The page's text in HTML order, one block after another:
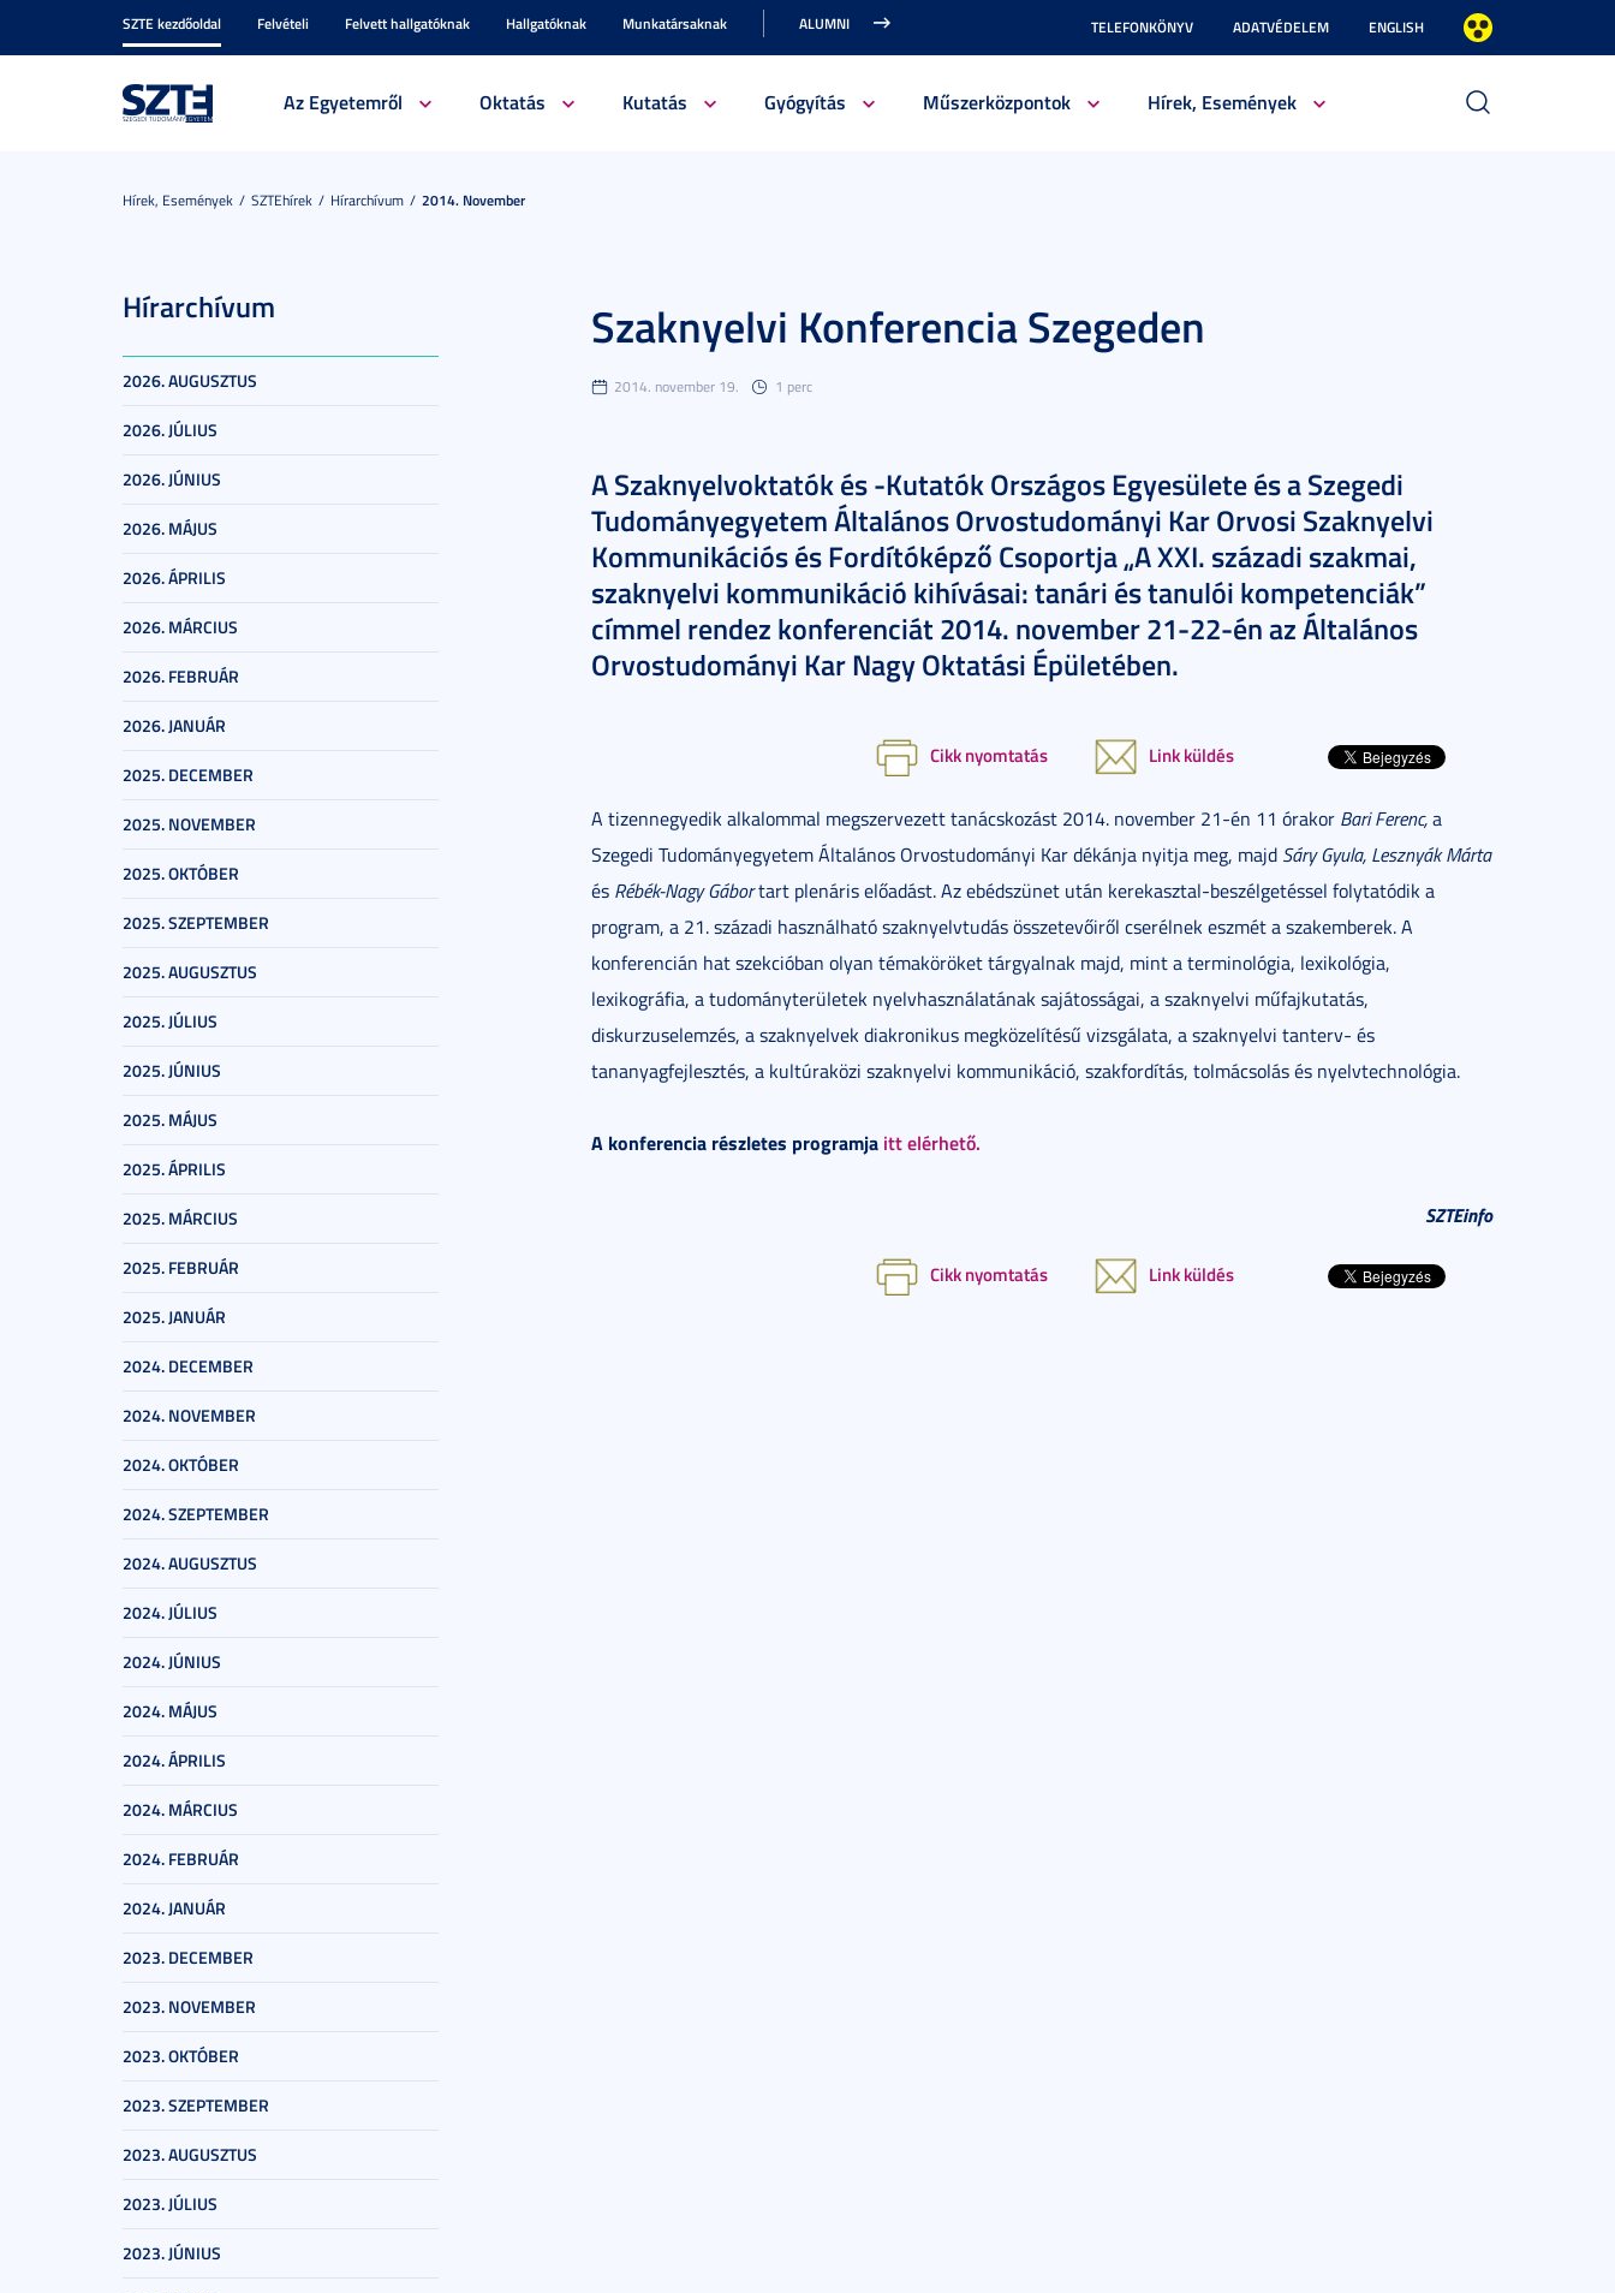
SZTE kezdőoldal Felvételi Felvett hallgatóknak Hallgatóknak Munkatársaknak ALUMNI TELEFONKÖNYV ADATVÉDELEM ENGLISH
Az Egyetemről Oktatás Kutatás Gyógyítás Műszerközpontok Hírek, Események
Hírek, Események SZTEhírek Hírarchívum 2014. November
Hírarchívum
2026. AUGUSZTUS
2026. JÚLIUS
2026. JÚNIUS
2026. MÁJUS
2026. ÁPRILIS
2026. MÁRCIUS
2026. FEBRUÁR
2026. JANUÁR
2025. DECEMBER
2025. NOVEMBER
2025. OKTÓBER
2025. SZEPTEMBER
2025. AUGUSZTUS
2025. JÚLIUS
2025. JÚNIUS
2025. MÁJUS
2025. ÁPRILIS
2025. MÁRCIUS
2025. FEBRUÁR
2025. JANUÁR
2024. DECEMBER
2024. NOVEMBER
2024. OKTÓBER
2024. SZEPTEMBER
2024. AUGUSZTUS
2024. JÚLIUS
2024. JÚNIUS
2024. MÁJUS
2024. ÁPRILIS
2024. MÁRCIUS
2024. FEBRUÁR
2024. JANUÁR
2023. DECEMBER
2023. NOVEMBER
2023. OKTÓBER
2023. SZEPTEMBER
2023. AUGUSZTUS
2023. JÚLIUS
2023. JÚNIUS
Szaknyelvi Konferencia Szegeden
2014. november 19. 1 perc
A Szaknyelvoktatók és -Kutatók Országos Egyesülete és a Szegedi
Tudományegyetem Általános Orvostudományi Kar Orvosi Szaknyelvi
Kommunikációs és Fordítóképző Csoportja „A XXI. századi szakmai,
szaknyelvi kommunikáció kihívásai: tanári és tanulói kompetenciák”
címmel rendez konferenciát 2014. november 21-22-én az Általános
Orvostudományi Kar Nagy Oktatási Épületében.
Cikk nyomtatás Link küldés
A tizennegyedik alkalommal megszervezett tanácskozást 2014. november 21-én 11 órakor Bari Ferenc,a
Szegedi Tudományegyetem Általános Orvostudományi Kar dékánja nyitja meg, majd Sáry Gyula, Lesznyák Márta
és Rébék-Nagy Gábortart plenáris előadást. Az ebédszünet után kerekasztal-beszélgetéssel folytatódik a
program, a 21. századi használható szaknyelvtudás összetevőiről cserélnek eszmét a szakemberek. A
konferencián hat szekcióban olyan témaköröket tárgyalnak majd, mint a terminológia, lexikológia,
lexikográfia, a tudományterületek nyelvhasználatának sajátosságai, a szaknyelvi műfajkutatás,
diskurzuselemzés, a szaknyelvek diakronikus megközelítésű vizsgálata, a szaknyelvi tanterv- és
tananyagfejlesztés, a kultúraközi szaknyelvi kommunikáció, szakfordítás, tolmácsolás és nyelvtechnológia.
A konferencia részletes programja itt elérhető.
SZTEinfo
Cikk nyomtatás Link küldés